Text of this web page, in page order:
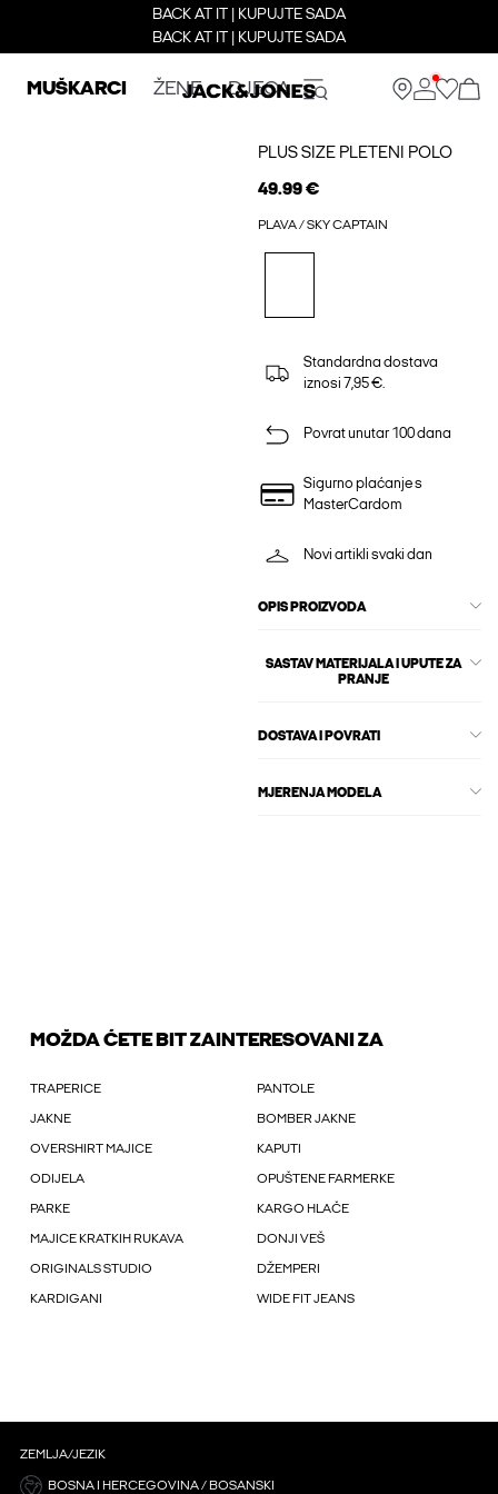
BACK AT IT | KUPUJTE SADA
BACK AT IT | KUPUJTE SADA
MUŠKARCI ŽENE DJECA
PLUS SIZE PLETENI POLO
49.99 €
PLAVA / SKY CAPTAIN
Standardna dostava
iznosi 7,95 €.
Povrat unutar 100 dana
Sigurno plaćanje s
MasterCardom
Novi artikli svaki dan
OPIS PROIZVODA
SASTAV MATERIJALA I UPUTE ZA
PRANJE
DOSTAVA I POVRATI
MJERENJA MODELA
MOŽDA ĆETE BIT ZAINTERESOVANI ZA
TRAPERICE PANTOLE
JAKNE BOMBER JAKNE
OVERSHIRT MAJICE KAPUTI
ODIJELA OPUŠTENE FARMERKE
PARKE KARGO HLAČE
MAJICE KRATKIH RUKAVA DONJI VEŠ
ORIGINALS STUDIO DŽEMPERI
KARDIGANI WIDE FIT JEANS
ZEMLJA/JEZIK
BOSNA I HERCEGOVINA / BOSANSKI